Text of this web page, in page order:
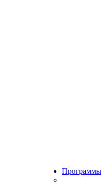
Программы